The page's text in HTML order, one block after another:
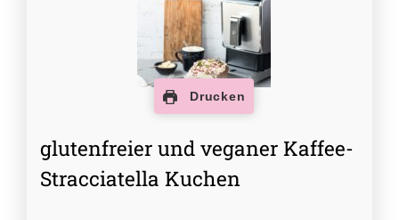
Drucken
glutenfreier und veganer Kaffee-
Stracciatella Kuchen